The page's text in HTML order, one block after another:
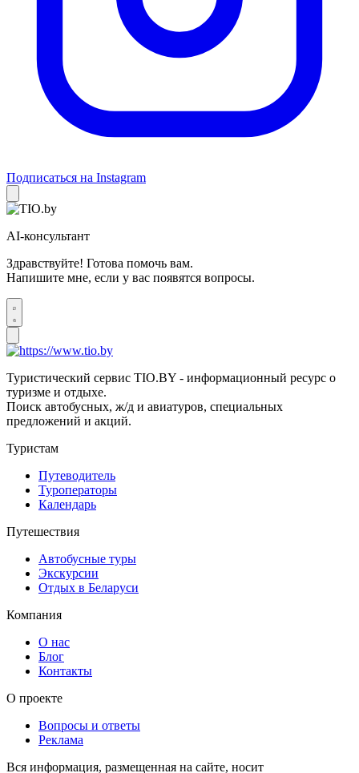
Подписаться на Instagram
AI-консультант
Здравствуйте! Готова помочь вам.
Напишите мне, если у вас появятся вопросы.
Туристический сервис TIO.BY - информационный ресурс о
туризме и отдыхе.
Поиск автобусных, ж/д и авиатуров, специальных
предложений и акций.
Туристам
Путеводитель
Туроператоры
Календарь
Путешествия
Автобусные туры
Экскурсии
Отдых в Беларуси
Компания
О нас
Блог
Контакты
О проекте
Вопросы и ответы
Реклама
Вся информация, размещенная на сайте, носит